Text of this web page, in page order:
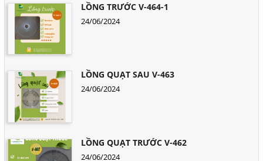
LỒNG TRƯỚC V-464-1
24/06/2024
LỒNG QUẠT SAU V-463
24/06/2024
LỒNG QUẠT TRƯỚC V-462
24/06/2024